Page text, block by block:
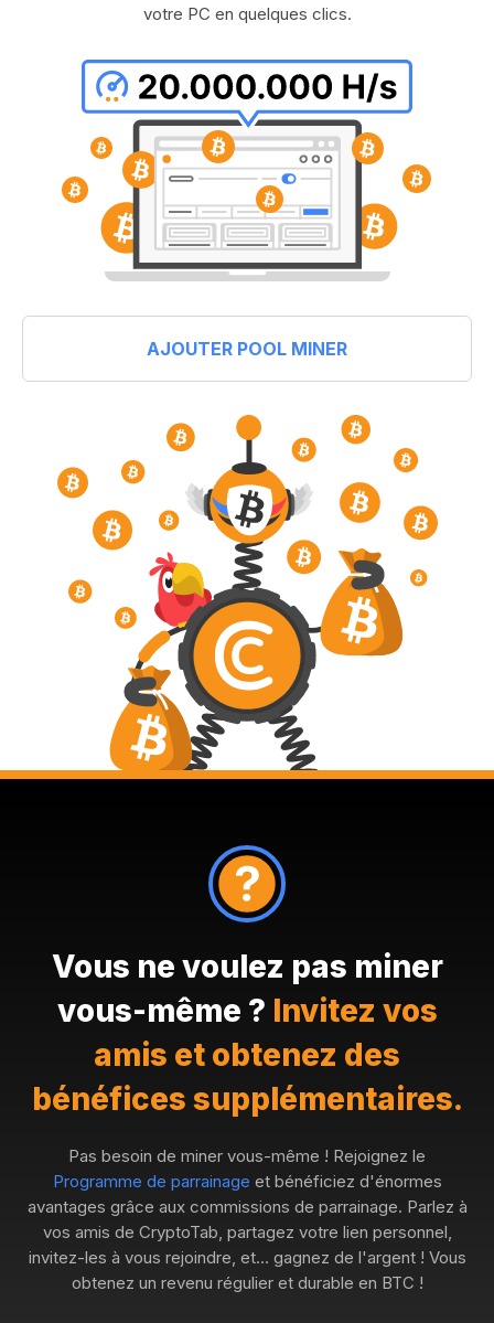
votre PC en quelques clics.
AJOUTER POOL MINER
Vous ne voulez pas miner
vous-même ? Invitez vos
amis et obtenez des
bénéfices supplémentaires.
Pas besoin de miner vous-même ! Rejoignez le
Programme de parrainage et bénéficiez d'énormes
avantages grâce aux commissions de parrainage. Parlez à
vos amis de CryptoTab, partagez votre lien personnel,
invitez-les à vous rejoindre, et… gagnez de l'argent ! Vous
obtenez un revenu régulier et durable en BTC !